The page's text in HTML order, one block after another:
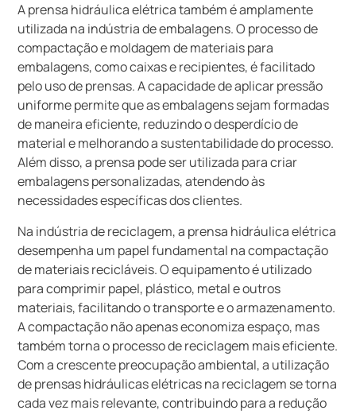
A prensa hidráulica elétrica também é amplamente
utilizada na indústria de embalagens. O processo de
compactação e moldagem de materiais para
embalagens, como caixas e recipientes, é facilitado
pelo uso de prensas. A capacidade de aplicar pressão
uniforme permite que as embalagens sejam formadas
de maneira eficiente, reduzindo o desperdício de
material e melhorando a sustentabilidade do processo.
Além disso, a prensa pode ser utilizada para criar
embalagens personalizadas, atendendo às
necessidades específicas dos clientes.
Na indústria de reciclagem, a prensa hidráulica elétrica
desempenha um papel fundamental na compactação
de materiais recicláveis. O equipamento é utilizado
para comprimir papel, plástico, metal e outros
materiais, facilitando o transporte e o armazenamento.
A compactação não apenas economiza espaço, mas
também torna o processo de reciclagem mais eficiente.
Com a crescente preocupação ambiental, a utilização
de prensas hidráulicas elétricas na reciclagem se torna
cada vez mais relevante, contribuindo para a redução